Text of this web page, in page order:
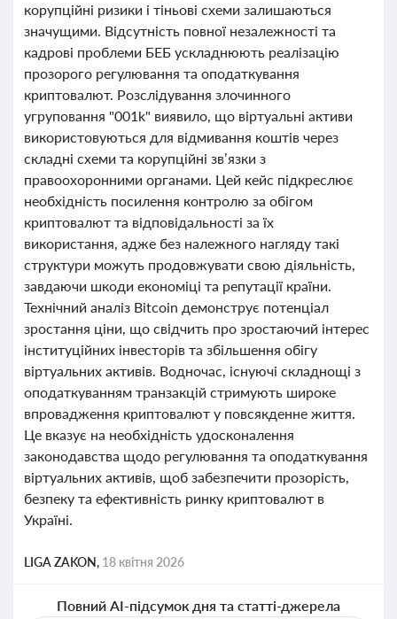
корупційні ризики і тіньові схеми залишаються
значущими. Відсутність повної незалежності та
кадрові проблеми БЕБ ускладнюють реалізацію
прозорого регулювання та оподаткування
криптовалют. Розслідування злочинного
угруповання "001k" виявило, що віртуальні активи
використовуються для відмивання коштів через
складні схеми та корупційні зв’язки з
правоохоронними органами. Цей кейс підкреслює
необхідність посилення контролю за обігом
криптовалют та відповідальності за їх
використання, адже без належного нагляду такі
структури можуть продовжувати свою діяльність,
завдаючи шкоди економіці та репутації країни.
Технічний аналіз Bitcoin демонструє потенціал
зростання ціни, що свідчить про зростаючий інтерес
інституційних інвесторів та збільшення обігу
віртуальних активів. Водночас, існуючі складнощі з
оподаткуванням транзакцій стримують широке
впровадження криптовалют у повсякденне життя.
Це вказує на необхідність удосконалення
законодавства щодо регулювання та оподаткування
віртуальних активів, щоб забезпечити прозорість,
безпеку та ефективність ринку криптовалют в
Україні.
LIGA ZAKON, 18 квітня 2026
Повний AI-підсумок дня та статті-джерела